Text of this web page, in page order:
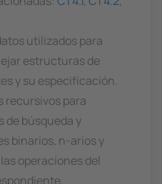
utilizados para
estructuras de
y su especificación.
recursivos para
de búsqueda y
binarios, n-arios y
operaciones del